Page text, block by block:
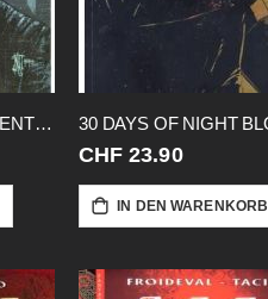
30 DAYS OF NIGHT AGENT NORRIS
CHF 23.90
IN DEN WARENKORB